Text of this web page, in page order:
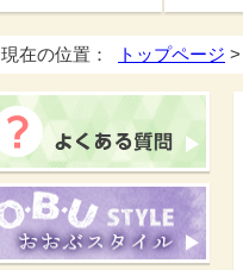
現在の位置： トップページ >